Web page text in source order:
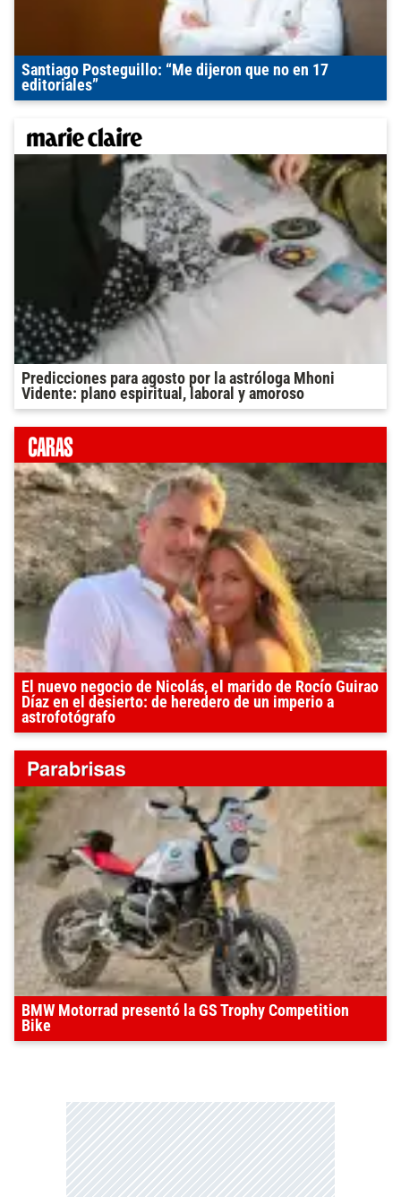
Santiago Posteguillo: “Me dijeron que no en 17
editoriales”
Predicciones para agosto por la astróloga Mhoni
Vidente: plano espiritual, laboral y amoroso
El nuevo negocio de Nicolás, el marido de Rocío Guirao
Díaz en el desierto: de heredero de un imperio a
astrofotógrafo
BMW Motorrad presentó la GS Trophy Competition
Bike